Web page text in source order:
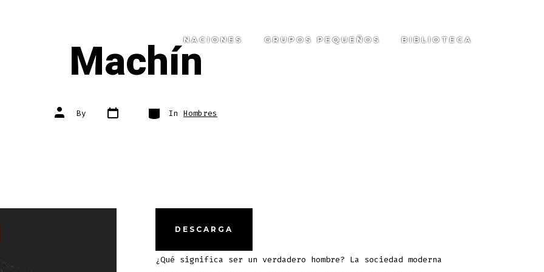
NACIONES GRUPOS PEQUEÑOS BIBLIOTECA
Machín
Post
author
By Post
date
Categories
In Hombres
DESCARGA
¿Qué significa ser un verdadero hombre? La sociedad moderna